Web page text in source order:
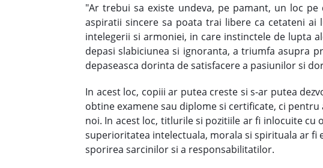
"Ar trebui sa existe undeva, pe pamant, un loc
aspiratii sincere sa poata trai libere ca cetateni
intelegerii si armoniei, in care instinctele de lupta
depasi slabiciunea si ignoranta, a triumfa asupra
depaseasca dorinta de satisfacere a pasiunilor si
In acest loc, copiii ar putea creste si s-ar putea
obtine examene sau diplome si certificate, ci
noi. In acest loc, titlurile si pozitiile ar fi inlocuite
superioritatea intelectuala, morala si spirituala ar
sporirea sarcinilor si a responsabilitatilor.